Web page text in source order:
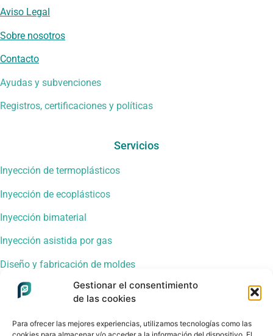
Gestionar el consentimiento
de las cookies
Para ofrecer las mejores experiencias, utilizamos tecnologías como las
Aviso Legal
Sobre nosotros
Contacto
Ayudas y subvenciones
Registros, certificaciones y políticas
Servicios
Inyección de termoplásticos
Inyección de ecoplásticos
Inyección bimaterial
Inyección asistida por gas
Diseño y fabricación de moldes
Soldadura de plástico por ultrasonido